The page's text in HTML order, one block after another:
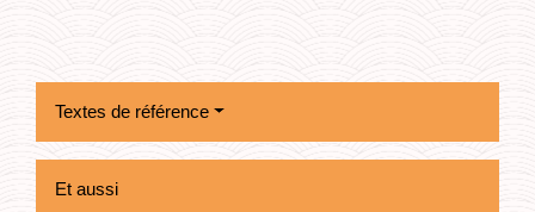
Textes de référence
Et aussi